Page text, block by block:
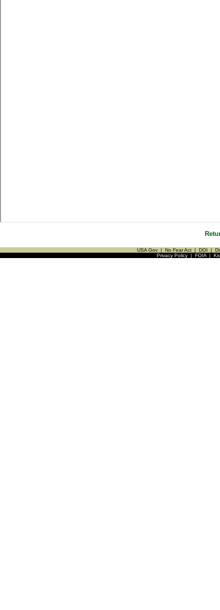
USA Gov | No Fear Act | DOI |
Privacy Policy| FOIA|